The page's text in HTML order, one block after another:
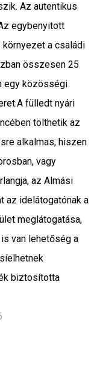
Az autentikus
egybenyitott
környezet a családi
összesen 25
egy közösségi
fülledt nyári
tölthetik az
alkalmas, hiszen
vagy
az Almási
az idelátogatónak a
meglátogatása,
is van lehetőség a
biztosította